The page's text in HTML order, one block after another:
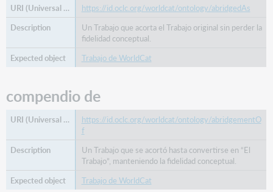
aumentado
por
recibido
censurar
clasificación
comentario
sobre
comentarista
agente
de
https://id.oclc.org/worldcat/ontology/abridgedAs
Un Trabajo que acorta el Trabajo original sin perder la
fidelidad conceptual.
Trabajo de WorldCat
compendio de
https://id.oclc.org/worldcat/ontology/abridgementO
f
Un Trabajo que se acortó hasta convertirse en “El
Trabajo”, manteniendo la fidelidad conceptual.
Trabajo de WorldCat